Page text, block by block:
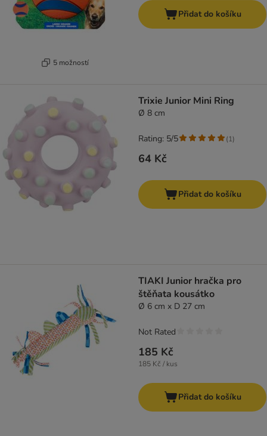
5 možností
Přidat do košíku
Trixie Junior Mini Ring
Ø 8 cm
64 Kč
Rating: 5/5 (1)
Přidat do košíku
TIAKI Junior hračka pro
štěňata kousátko
Ø 6 cm x D 27 cm
185 Kč
185 Kč / kus
Not Rated
Přidat do košíku